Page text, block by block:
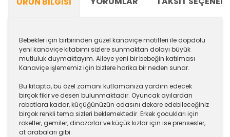
Bebekler için birbirinden güzel kanaviçe motifleri ile dopdolu
yeni kanaviçe kitabımı sizlere sunmaktan dolayı büyük
mutluluk duymaktayım. Aileye yeni bir bebeğin katılması
Kanaviçe işlememiz için bizlere harika bir neden sunar.
Bu kitapta, bu özel zamanı kutlamanıza yardım edecek
birçok fikir ve desen bulunmaktadır. Oyuncak ayılardan
robotlara kadar, küçüğünüzün odasını dekore edebileceğiniz
birçok renkli tema sizleri beklemektedir. Erkek çocukları için
roketler, gemiler, dinozorlar ve küçük kızlar için ise prensesler,
at arabaları gibi.